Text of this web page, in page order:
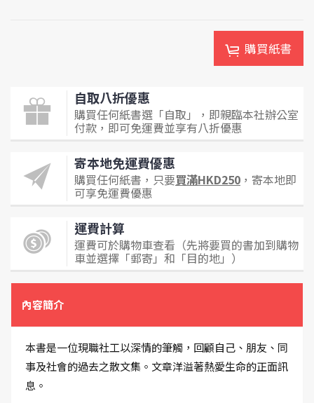
購買紙書
自取八折優惠
購買任何紙書選「自取」，即親臨本社辦公室
付款，即可免運費並享有八折優惠
寄本地免運費優惠
購買任何紙書，只要買滿HKD250 ，寄本地即
可享免運費優惠
運費計算
運費可於購物車查看（先將要買的書加到購物
車並選擇「郵寄」和「目的地」）
內容簡介
本書是一位現職社工以深情的筆觸，回顧自己、朋友、同
事及社會的過去之散文集。文章洋溢著熱愛生命的正面訊
息。